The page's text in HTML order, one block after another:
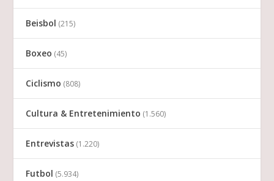
Beisbol (215)
Boxeo (45)
Ciclismo (808)
Cultura & Entretenimiento (1.560)
Entrevistas (1.220)
Futbol (5.934)